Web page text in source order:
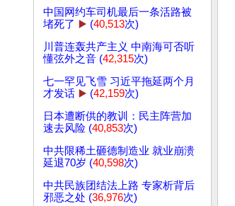
中国网约车司机最后一条活路被
堵死了 ▶️ (40,513次)
川普连轰共产主义 中南海可否听
懂弦外之音 (42,315次)
七一罕见飞雪 习近平拖延两个月
才发话 ▶️ (42,159次)
日本遭断供的教训：民主阵营加
速去风险 (40,853次)
中共限稀土砸德制造业 就业崩溃
延退70岁 (40,598次)
中共民族团结法上路 专家析背后
邪恶之处 (36,976次)